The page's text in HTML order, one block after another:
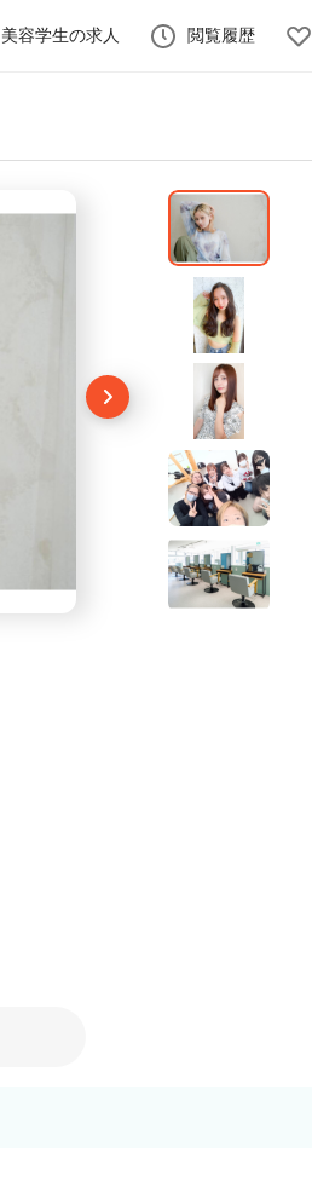
美容学生の求人 閲覧履歴